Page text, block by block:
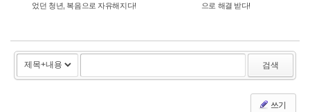
었던 청년, 복음으로 자유해지다!
으로 해결 받다!
검색
쓰기